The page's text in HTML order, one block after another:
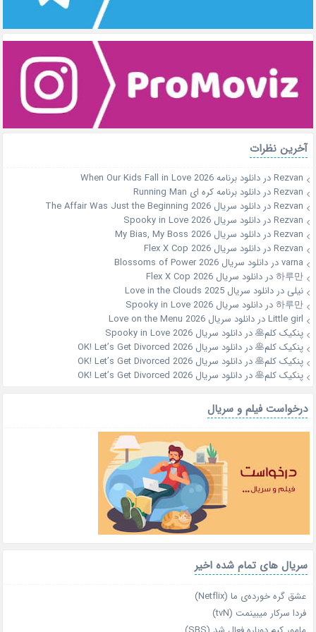
آخرین نظرات
Rezvanدردانلود برنامه When Our Kids Fall in Love 2026
Rezvanدردانلود برنامه کره ای Running Man
Rezvanدردانلود سریال The Affair Was Just the Beginning 2026
Rezvanدردانلود سریال Spooky in Love 2026
Rezvanدردانلود سریال My Bias, My Boss 2026
Rezvanدردانلود سریال Flex X Cop 2026
varnaدردانلود سریال Blossoms of Power 2026
하루만دردانلود سریال Flex X Cop 2026
نیلی دردانلود سریال Love in the Clouds 2025
하루만دردانلود سریال Spooky in Love 2026
Little girlدردانلود سریال Love on the Menu 2026
پنکیک کلم🥞دردانلود سریال Spooky in Love 2026
پنکیک کلم🥞دردانلود سریال OK! Let’s Get Divorced 2026
پنکیک کلم🥞دردانلود سریال OK! Let’s Get Divorced 2026
پنکیک کلم🥞دردانلود سریال OK! Let’s Get Divorced 2026
درخواست فیلم و سریال
سریال های تمام شده اخیر
عشق گره خورده‌ی ما (Netflix)
فردا سرکار میبینمت (tvN)